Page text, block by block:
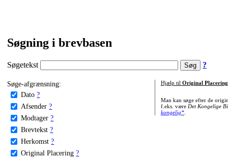
Søgning i brevbasen
Søgetekst ?
Søge-afgrænsning:
Dato ?
Afsender ?
Modtager ?
Brevtekst ?
Herkomst ?
Original Placering ?
Hjælp til Original Placering
Man kan søge efter de
f.eks. være Det Kongelige
kongelig*.